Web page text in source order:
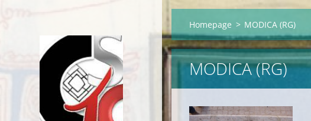
Homepage > MODICA (RG)
MODICA (RG)